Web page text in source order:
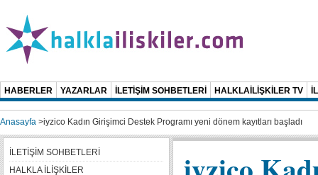
HABERLER YAZARLAR İLETİŞİM SOHBETLERİ HALKLAİLİŞKİLER TV
Anasayfa >iyzico Kadın Girişimci Destek Programı yeni dönem kayıtları başladı
İLETİŞİM SOHBETLERİ
HALKLA İLİŞKİLER